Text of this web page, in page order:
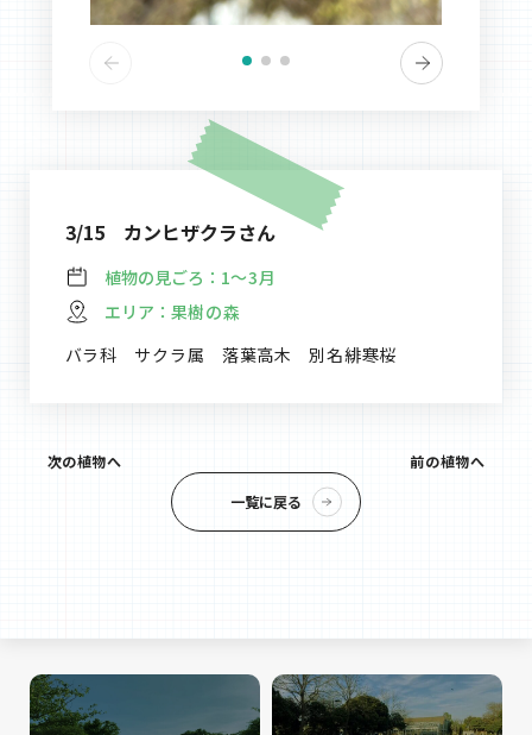
3/15 カンヒザクラさん
植物の見ごろ： 1～3月
エリア： 果樹の森
バラ科 サクラ属 落葉高木 別名緋寒桜
次の植物へ
一覧に戻る
前の植物へ